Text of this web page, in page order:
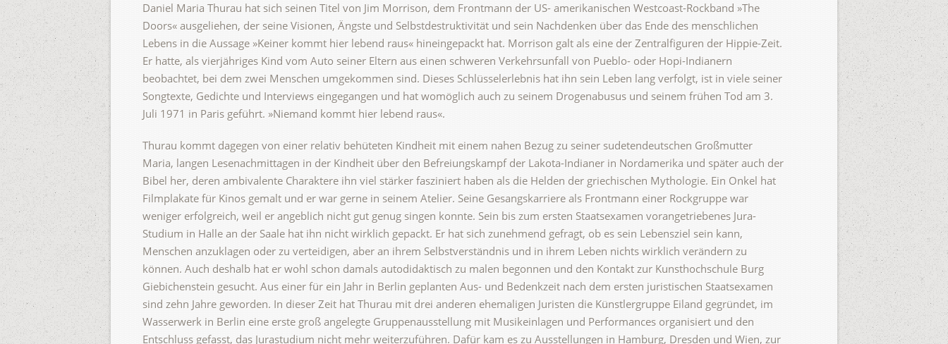
Daniel Maria Thurau hat sich seinen Titel von Jim Morrison, dem Frontmann der US- amerikanischen Westcoast-Rockband »The
Doors« ausgeliehen, der seine Visionen, Ängste und Selbstdestruktivität und sein Nachdenken über das Ende des menschlichen
Lebens in die Aussage »Keiner kommt hier lebend raus« hineingepackt hat. Morrison galt als eine der Zentralfiguren der Hippie-Zeit.
Er hatte, als vierjähriges Kind vom Auto seiner Eltern aus einen schweren Verkehrsunfall von Pueblo- oder Hopi-Indianern
beobachtet, bei dem zwei Menschen umgekommen sind. Dieses Schlüsselerlebnis hat ihn sein Leben lang verfolgt, ist in viele seiner
Songtexte, Gedichte und Interviews eingegangen und hat womöglich auch zu seinem Drogenabusus und seinem frühen Tod am 3.
Juli 1971 in Paris geführt. »Niemand kommt hier lebend raus«.
Thurau kommt dagegen von einer relativ behüteten Kindheit mit einem nahen Bezug zu seiner sudetendeutschen Großmutter
Maria, langen Lesenachmittagen in der Kindheit über den Befreiungskampf der Lakota-Indianer in Nordamerika und später auch der
Bibel her, deren ambivalente Charaktere ihn viel stärker fasziniert haben als die Helden der griechischen Mythologie. Ein Onkel hat
Filmplakate für Kinos gemalt und er war gerne in seinem Atelier. Seine Gesangskarriere als Frontmann einer Rockgruppe war
weniger erfolgreich, weil er angeblich nicht gut genug singen konnte. Sein bis zum ersten Staatsexamen vorangetriebenes Jura-
Studium in Halle an der Saale hat ihn nicht wirklich gepackt. Er hat sich zunehmend gefragt, ob es sein Lebensziel sein kann,
Menschen anzuklagen oder zu verteidigen, aber an ihrem Selbstverständnis und in ihrem Leben nichts wirklich verändern zu
können. Auch deshalb hat er wohl schon damals autodidaktisch zu malen begonnen und den Kontakt zur Kunsthochschule Burg
Giebichenstein gesucht. Aus einer für ein Jahr in Berlin geplanten Aus- und Bedenkzeit nach dem ersten juristischen Staatsexamen
sind zehn Jahre geworden. In dieser Zeit hat Thurau mit drei anderen ehemaligen Juristen die Künstlergruppe Eiland gegründet, im
Wasserwerk in Berlin eine erste groß angelegte Gruppenausstellung mit Musikeinlagen und Performances organisiert und den
Entschluss gefasst, das Jurastudium nicht mehr weiterzuführen. Dafür kam es zu Ausstellungen in Hamburg, Dresden und Wien, zur